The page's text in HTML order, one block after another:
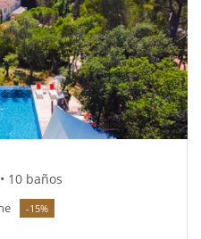
10 baños
-15%